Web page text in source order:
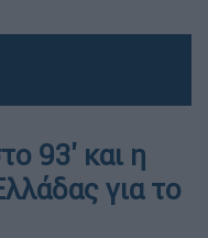
93' και η
για το